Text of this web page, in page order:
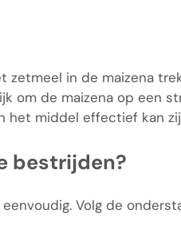
zetmeel in de maizena
om de maizena op een
het middel effectief kan
bestrijden?
Volg de